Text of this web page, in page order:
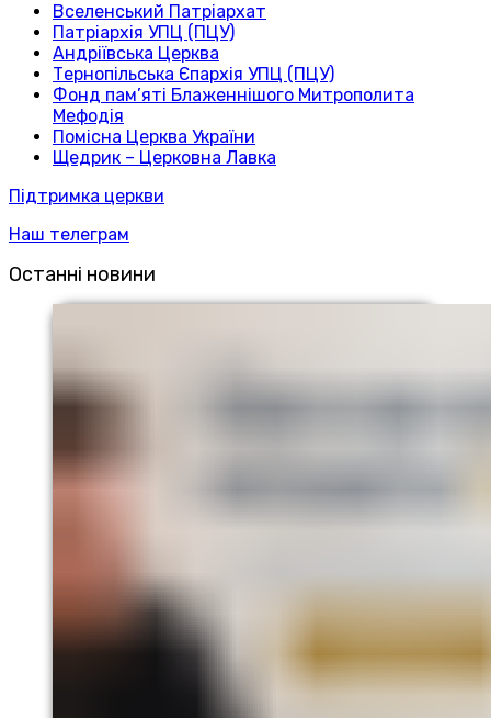
Вселенський Патріархат
Патріархія УПЦ (ПЦУ)
Андріївська Церква
Тернопільська Єпархія УПЦ (ПЦУ)
Фонд пам’яті Блаженнішого Митрополита
Мефодія
Помісна Церква України
Щедрик – Церковна Лавка
Підтримка церкви
Наш телеграм
Останні новини